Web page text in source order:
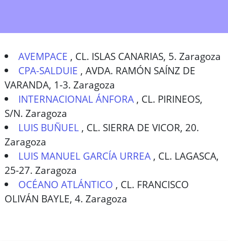
AVEMPACE , CL. ISLAS CANARIAS, 5. Zaragoza
CPA-SALDUIE ,AVDA. RAMÓN SAÍNZ DE
VARANDA, 1-3. Zaragoza
INTERNACIONAL ÁNFORA , CL. PIRINEOS,
S/N. Zaragoza
LUIS BUÑUEL , CL. SIERRA DE VICOR, 20.
Zaragoza
LUIS MANUEL GARCÍA URREA , CL. LAGASCA,
25-27. Zaragoza
OCÉANO ATLÁNTICO , CL. FRANCISCO
OLIVÁN BAYLE, 4. Zaragoza